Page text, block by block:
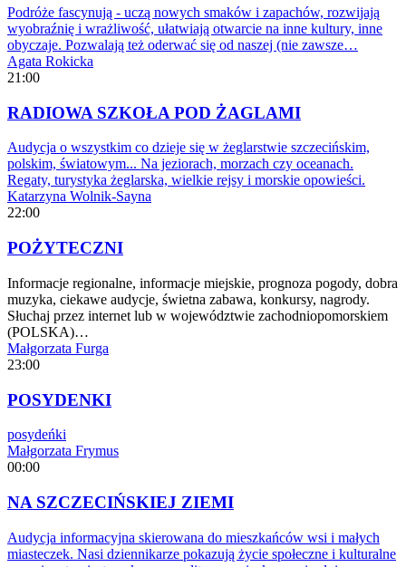
Podróże fascynują - uczą nowych smaków i zapachów, rozwijają
wyobraźnię i wrażliwość, ułatwiają otwarcie na inne kultury, inne
obyczaje. Pozwalają też oderwać się od naszej (nie zawsze…
Agata Rokicka
21:00
RADIOWA SZKOŁA POD ŻAGLAMI
Audycja o wszystkim co dzieje się w żeglarstwie szczecińskim,
polskim, światowym... Na jeziorach, morzach czy oceanach.
Regaty, turystyka żeglarska, wielkie rejsy i morskie opowieści.
Katarzyna Wolnik-Sayna
22:00
POŻYTECZNI
Informacje regionalne, informacje miejskie, prognoza pogody, dobra
muzyka, ciekawe audycje, świetna zabawa, konkursy, nagrody.
Słuchaj przez internet lub w województwie zachodniopomorskiem
(POLSKA)…
Małgorzata Furga
23:00
POSYDENKI
posydeńki
Małgorzata Frymus
00:00
NA SZCZECIŃSKIEJ ZIEMI
Audycja informacyjna skierowana do mieszkańców wsi i małych
miasteczek. Nasi dziennikarze pokazują życie społeczne i kulturalne